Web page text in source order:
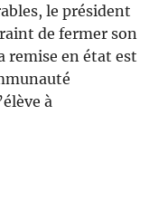
le président
de fermer son
remise en état est
à